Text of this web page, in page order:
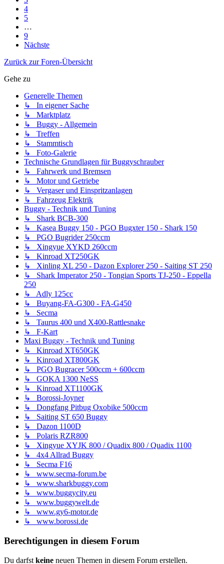
4
5
…
9
Nächste
Zurück zur Foren-Übersicht
Gehe zu
Generelle Themen
↳ In eigener Sache
↳ Marktplatz
↳ Buggy - Allgemein
↳ Treffen
↳ Stammtisch
↳ Foto-Galerie
Technische Grundlagen für Buggyschrauber
↳ Fahrwerk und Bremsen
↳ Motor und Getriebe
↳ Vergaser und Einspritzanlagen
↳ Fahrzeug Elektrik
Buggy - Technik und Tuning
↳ Shark BCB-300
↳ Kasea Buggy 150 - PGO Bugxter 150 - Shark 150
↳ PGO Bugrider 250ccm
↳ Xingyue XYKD 260ccm
↳ Kinroad XT250GK
↳ Xinling XL 250 - Dazon Explorer 250 - Saiting ST 250
↳ Shark Imperator 250 - Tongian Sports TJ-250 - Eppella
250
↳ Adly 125cc
↳ Buyang-FA-G300 - FA-G450
↳ Secma
↳ Taurus 400 und X400-Rattlesnake
↳ F-Kart
Maxi Buggy - Technik und Tuning
↳ Kinroad XT650GK
↳ Kinroad XT800GK
↳ PGO Bugracer 500ccm + 600ccm
↳ GOKA 1300 NeSS
↳ Kinroad XT1100GK
↳ Borossi-Joyner
↳ Dongfang Pitbug Oxobike 500ccm
↳ Saiting ST 650 Buggy
↳ Dazon 1100D
↳ Polaris RZR800
↳ Xingyue XYJK 800 / Quadix 800 / Quadix 1100
↳ 4x4 Allrad Buggy
↳ Secma F16
↳ www.secma-forum.be
↳ www.sharkbuggy.com
↳ www.buggycity.eu
↳ www.buggywelt.de
↳ www.gy6-motor.de
↳ www.borossi.de
Berechtigungen in diesem Forum
Du darfst keine neuen Themen in diesem Forum erstellen.